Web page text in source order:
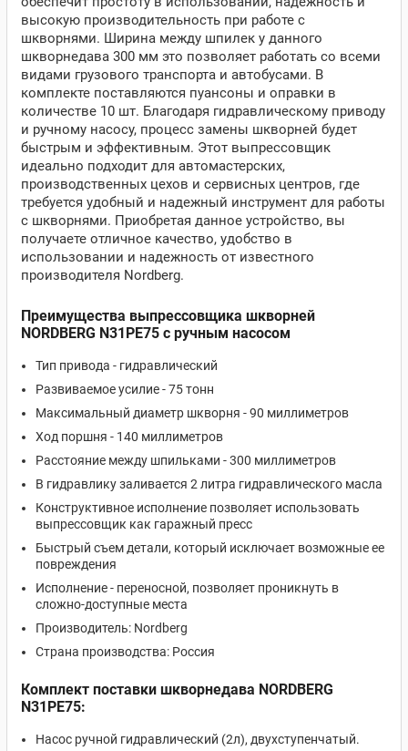
высокую производительность при работе с
шкворнями. Ширина между шпилек у данного
шкворнедава 300 мм это позволяет работать со всеми
видами грузового транспорта и автобусами. В
комплекте поставляются пуансоны и оправки в
количестве 10 шт. Благодаря гидравлическому приводу
и ручному насосу, процесс замены шкворней будет
быстрым и эффективным. Этот выпрессовщик
идеально подходит для автомастерских,
производственных цехов и сервисных центров, где
требуется удобный и надежный инструмент для работы
с шкворнями. Приобретая данное устройство, вы
получаете отличное качество, удобство в
использовании и надежность от известного
производителя Nordberg.
Преимущества выпрессовщика шкворней
NORDBERG N31PE75 с ручным насосом
Тип привода - гидравлический
Развиваемое усилие - 75 тонн
Максимальный диаметр шкворня - 90 миллиметров
Ход поршня - 140 миллиметров
Расстояние между шпильками - 300 миллиметров
В гидравлику заливается 2 литра гидравлического масла
Конструктивное исполнение позволяет использовать
выпрессовщик как гаражный пресс
Быстрый съем детали, который исключает возможные ее
повреждения
Исполнение - переносной, позволяет проникнуть в
сложно-доступные места
Производитель: Nordberg
Страна производства: Россия
Комплект поставки шкворнедава NORDBERG
N31PE75:
Насос ручной гидравлический (2л), двухступенчатый.